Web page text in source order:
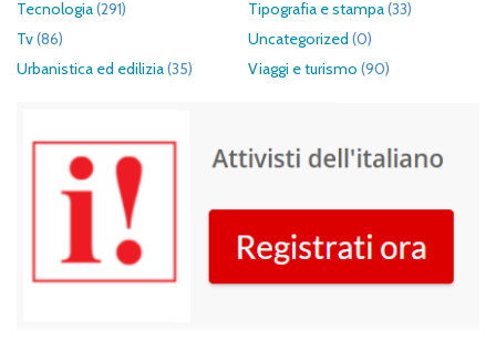
Tecnologia(291) Tipografia e stampa(33)
Tv(86) Uncategorized (0)
Urbanistica ed edilizia(35) Viaggi e turismo (90)